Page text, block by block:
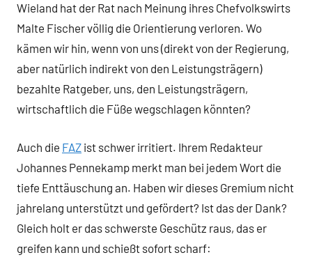
Wieland hat der Rat nach Meinung ihres Chefvolkswirts
Malte Fischer völlig die Orientierung verloren. Wo
kämen wir hin, wenn von uns (direkt von der Regierung,
aber natürlich indirekt von den Leistungsträgern)
bezahlte Ratgeber, uns, den Leistungsträgern,
wirtschaftlich die Füße wegschlagen könnten?
Auch die FAZ ist schwer irritiert. Ihrem Redakteur
Johannes Pennekamp merkt man bei jedem Wort die
tiefe Enttäuschung an. Haben wir dieses Gremium nicht
jahrelang unterstützt und gefördert? Ist das der Dank?
Gleich holt er das schwerste Geschütz raus, das er
greifen kann und schießt sofort scharf: